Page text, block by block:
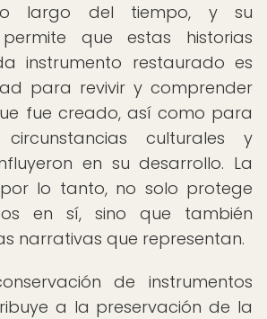
largo del tiempo, y su
que estas historias
instrumento restaurado es
para revivir y comprender
fue creado, así como para
culturales y
en su desarrollo. La
por lo tanto, no solo protege
en sí, sino que también
narrativas que representan.
de instrumentos
a la preservación de la